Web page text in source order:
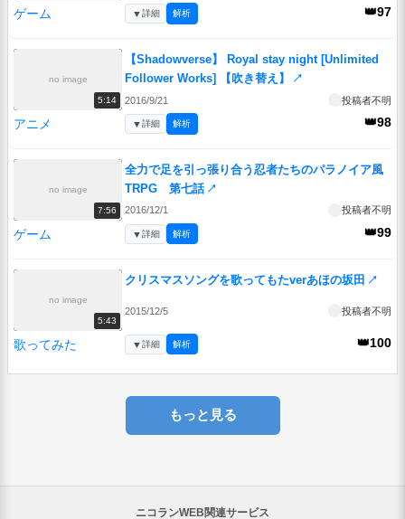
ゲーム 👑97
▼詳細 解析
no image
5:14
【Shadowverse】 Royal stay night [Unlimited
Follower Works] 【吹き替え】
↗
2016/9/21 投稿者不明
アニメ 👑98
▼詳細 解析
no image
7:56
全力で足を引っ張り合う忍者たちのパラノイア風
TRPG 第七話 ↗
2016/12/1 投稿者不明
ゲーム 👑99
▼詳細 解析
no image
5:43
クリスマスソングを歌ってもたverあほの坂田 ↗
2015/12/5 投稿者不明
歌ってみた 👑100
▼詳細 解析
もっと見る
ニコランWEB関連サービス